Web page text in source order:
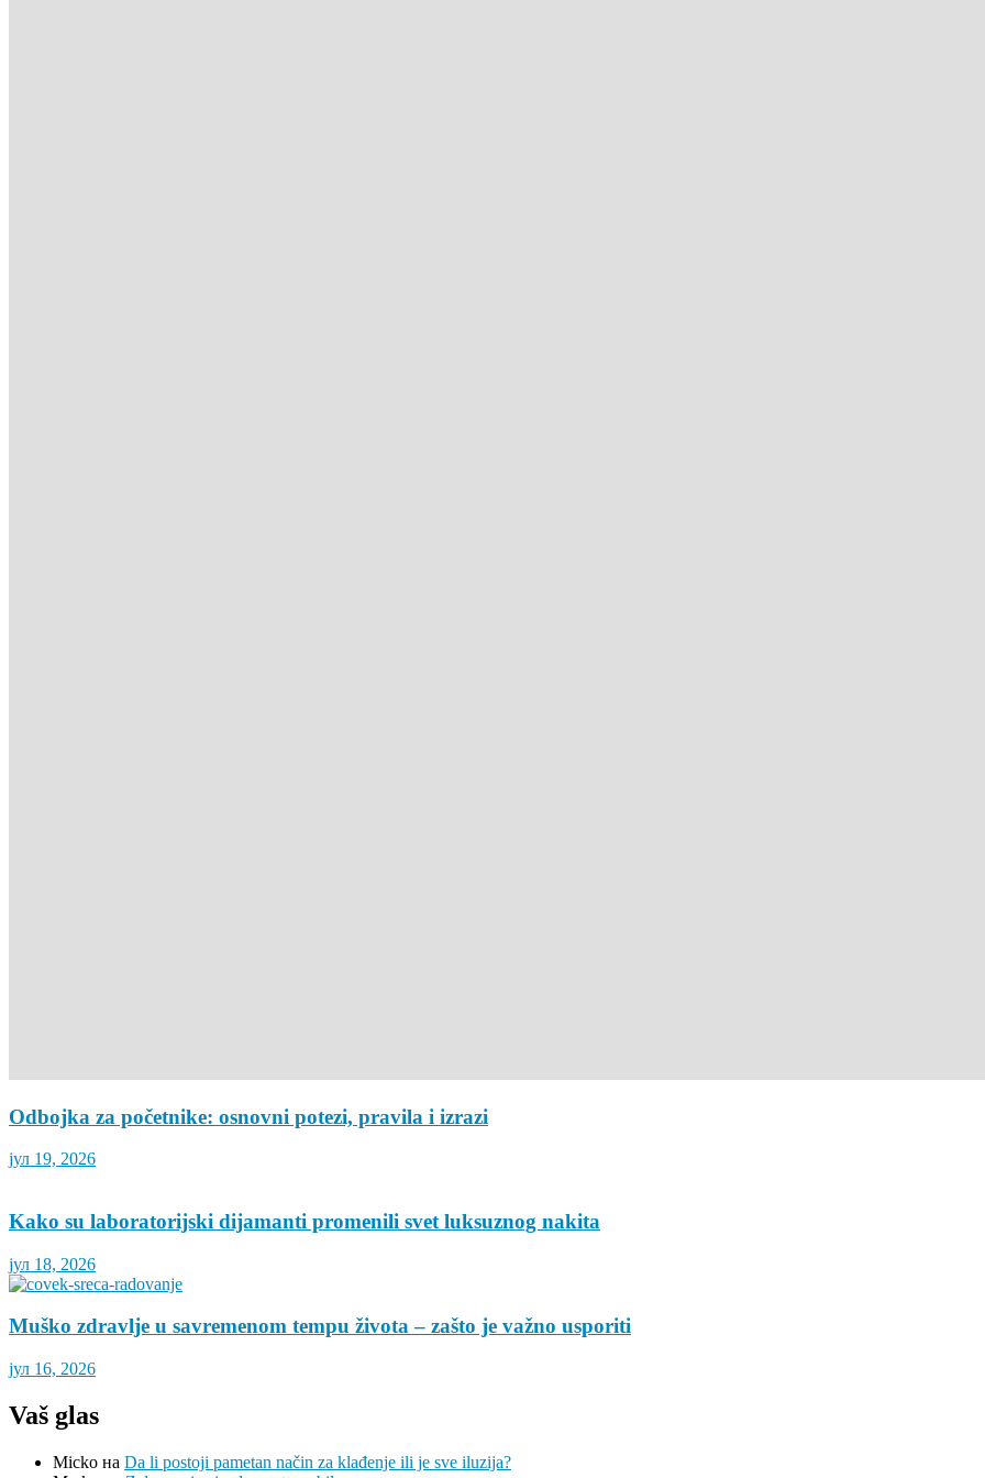
Odbojka za početnike: osnovni potezi, pravila i izrazi
јул 19, 2026
Kako su laboratorijski dijamanti promenili svet luksuznog nakita
јул 18, 2026
Muško zdravlje u savremenom tempu života – zašto je važno usporiti
јул 16, 2026
Vaš glas
Micko на Da li postoji pametan način za klađenje ili je sve iluzija?